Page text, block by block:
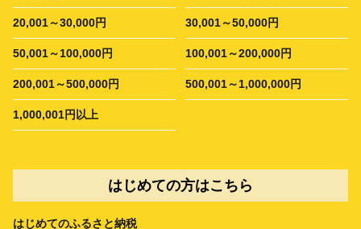
20,001～30,000円 30,001～50,000円
50,001～100,000円 100,001～200,000円
200,001～500,000円 500,001～1,000,000円
1,000,001円以上
はじめての方はこちら
はじめてのふるさと納税